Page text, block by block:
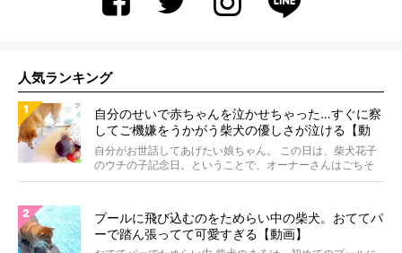
人気ランキング
自分のせいで赤ちゃんを泣かせちゃった…すぐに察
してご機嫌をうかがう柴犬の優しさが泣ける【動
画】
自分がお世話してあげたい娘ちゃん。 この日は、柴犬花子
のウチの子記念日。ということで、オーナーさんはごちそ
うを...
プールに飛び込むのをためらい中の柴犬。おててパ
ーで踏ん張ってて可愛すぎる【動画】